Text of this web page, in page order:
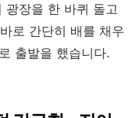
광장을 한 바퀴 돌고
로 간단히 배를 채우
출발을 했습니다.